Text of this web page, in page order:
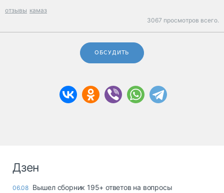
отзывы камаз
3067 просмотров всего.
ОБСУДИТЬ
Дзен
06.08 Вышел сборник 195+ ответов на вопросы